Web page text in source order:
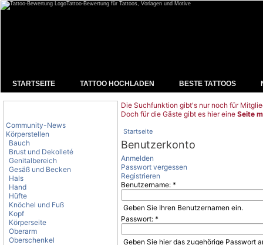
Tattoo-Bewertung für Tattoos, Vorlagen und Motive
STARTSEITE TATTOO HOCHLADEN BESTE TATTOOS
Community-News
Körperstellen
Bauch
Brust und Dekolleté
Genitalbereich
Gesäß und Becken
Hals
Hand
Hüfte
Knöchel und Fuß
Kopf
Körperseite
Oberarm
Oberschenkel
Die Suchfunktion gibt's nur noch für
Doch für die Gäste gibt es hier eine Seite
Startseite
Benutzerkonto
Anmelden
Passwort vergessen
Registrieren
Benutzername: *
Geben Sie Ihren Benutzernamen ein.
Passwort: *
Geben Sie hier das zugehörige Passwort